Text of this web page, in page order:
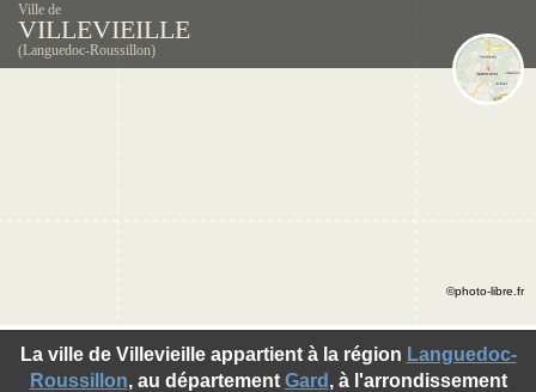
Ville de
VILLEVIEILLE
(Languedoc-Roussillon)
La ville de Villevieille appartient à la région Languedoc-
Roussillon, au département Gard , à l'arrondissement
©photo-libre.fr